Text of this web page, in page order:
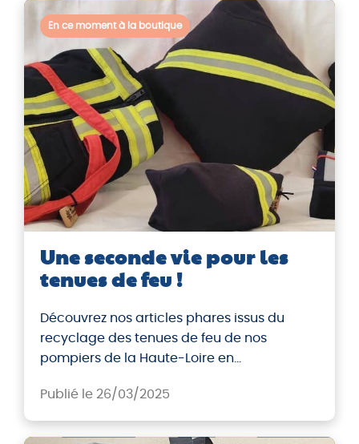
En ce moment à la boutique
Une seconde vie pour les
tenues de feu !
Découvrez nos articles phares issus du
recyclage des tenues de feu de nos
pompiers de la Haute-Loire en
unique et original dans son genre. Des
produits à l’épreuve du feu !
Publié le 26/03/2025